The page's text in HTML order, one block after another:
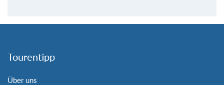
Tourentipp
Über uns